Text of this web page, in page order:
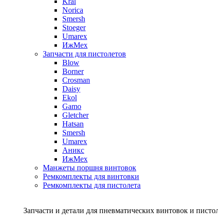
Norica
Smersh
Stoeger
Umarex
ИжМех
Запчасти для пистолетов
Blow
Borner
Crosman
Daisy
Ekol
Gamo
Gletcher
Hatsan
Smersh
Umarex
Аникс
ИжМех
Манжеты поршня винтовок
Ремкомплекты для винтовки
Ремкомплекты для пистолета
Запчасти и детали для пневматических винтовок и